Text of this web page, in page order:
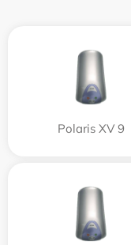
Polaris XV 9